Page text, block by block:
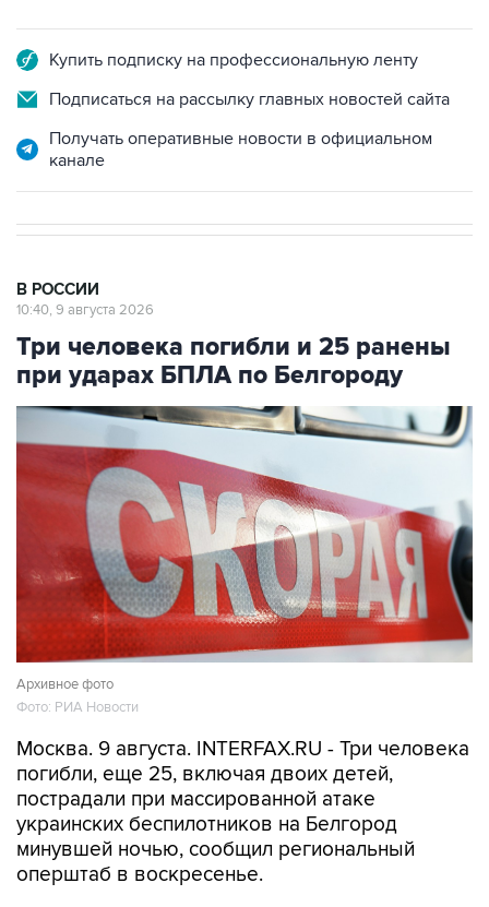
Купить подписку на профессиональную ленту
Подписаться на рассылку главных новостей сайта
Получать оперативные новости в официальном
канале
В РОССИИ
10:40, 9 августа 2026
Три человека погибли и 25 ранены
при ударах БПЛА по Белгороду
Архивное фото
Фото: РИА Новости
Москва. 9 августа. INTERFAX.RU - Три человека
погибли, еще 25, включая двоих детей,
пострадали при массированной атаке
украинских беспилотников на Белгород
минувшей ночью, сообщил региональный
оперштаб в воскресенье.